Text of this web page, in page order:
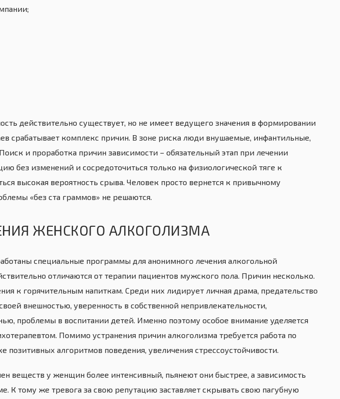
действительно существует, но не имеет ведущего значения в формировании
срабатывает комплекс причин. В зоне риска люди внушаемые, инфантильные,
и проработка причин зависимости – обязательный этап при лечении
без изменений и сосредоточиться только на физиологической тяге к
высокая вероятность срыва. Человек просто вернется к привычному
«без ста граммов» не решаются.
ЖЕНСКОГО АЛКОГОЛИЗМА
специальные программы для анонимного лечения алкогольной
отличаются от терапии пациентов мужского пола. Причин несколько.
к горячительным напиткам. Среди них лидирует личная драма, предательство
внешностью, уверенность в собственной непривлекательности,
проблемы в воспитании детей. Именно поэтому особое внимание уделяется
Помимо устранения причин алкоголизма требуется работа по
алгоритмов поведения, увеличения стрессоустойчивости.
веществ у женщин более интенсивный, пьянеют они быстрее, а зависимость
К тому же тревога за свою репутацию заставляет скрывать свою пагубную